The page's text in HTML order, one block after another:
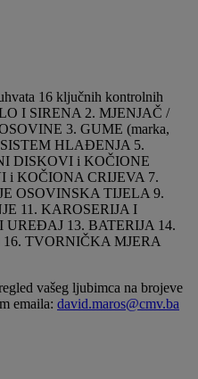
16 ključnih kontrolnih
I SIRENA 2. MJENJAČ /
3. GUME (marka,
SISTEM HLAĐENJA 5.
DISKOVI i KOČIONE
i KOČIONA CRIJEVA 7.
OSOVINSKA TIJELA 9.
11. KAROSERIJA I
UREĐAJ 13. BATERIJA 14.
TVORNIČKA MJERA
vašeg ljubimca na brojeve
emaila: david.maros@cmv.ba